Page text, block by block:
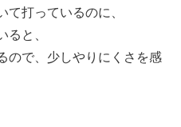
打っているのに、
と、
ので、少しやりにくさを感